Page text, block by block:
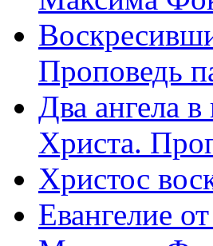
Проповедь
Два ангела
Христа.
Христос
Евангелие